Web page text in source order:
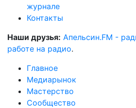
журнале
Контакты
Наши друзья: Апельсин.FM -
работе на радио.
Главное
Медиарынок
Мастерство
Сообщество